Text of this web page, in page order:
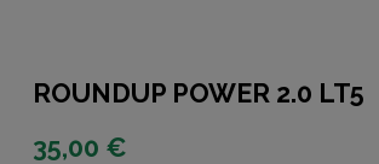
ROUNDUP POWER 2.0 LT5
35,00 €